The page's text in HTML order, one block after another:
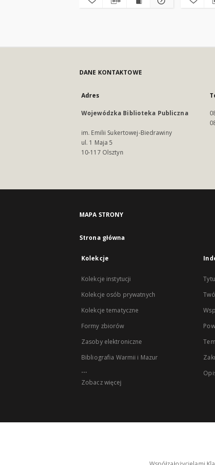
DANE KONTAKTOWE
Adres
Wojewódzka Biblioteka Publiczna
im. Emilii Sukertowej-Biedrawiny
ul. 1 Maja 5
10-117 Olsztyn
MAPA STRONY
Strona główna
Kolekcje
Kolekcje instytucji
Kolekcje osób prywatnych
Kolekcje tematyczne
Formy zbiorów
Zasoby elektroniczne
Bibliografia Warmii i Mazur
...
Zobacz więcej